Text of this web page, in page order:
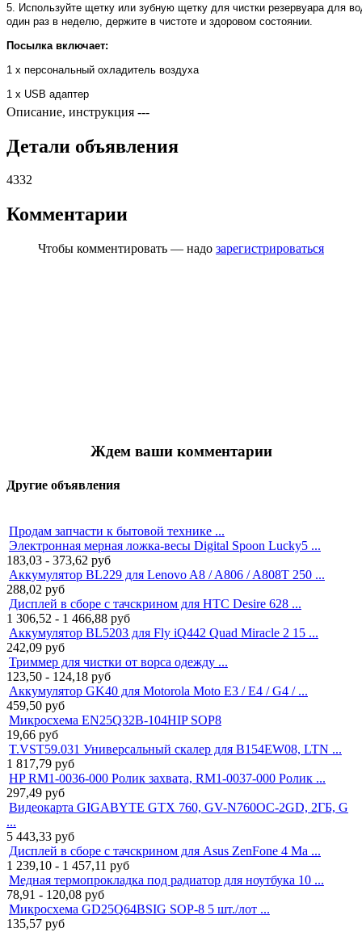
5. Используйте щетку или зубную щетку для чистки резервуара для
один раз в неделю, держите в чистоте и здоровом состоянии.
Посылка включает:
1 х персональный охладитель воздуха
1 x USB адаптер
Описание, инструкция ---
Детали объявления
4332
Комментарии
Чтобы комментировать — надо зарегистрироваться
Ждем ваши комментарии
Другие объявления
Продам запчасти к бытовой технике ...
Электронная мерная ложка-весы Digital Spoon Lucky5 ...
183,03 - 373,62 руб
Аккумулятор BL229 для Lenovo A8 / A806 / A808T 250 ...
288,02 руб
Дисплей в сборе с тачскрином для HTC Desire 628 ...
1 306,52 - 1 466,88 руб
Аккумулятор BL5203 для Fly iQ442 Quad Miracle 2 15 ...
242,09 руб
Триммер для чистки от ворса одежду ...
123,50 - 124,18 руб
Аккумулятор GK40 для Motorola Moto E3 / E4 / G4 / ...
459,50 руб
Микросхема EN25Q32B-104HIP SOP8
19,66 руб
T.VST59.031 Универсальный скалер для B154EW08, LTN ...
1 817,79 руб
HP RM1-0036-000 Ролик захвата, RM1-0037-000 Ролик ...
297,49 руб
Видеокарта GIGABYTE GTX 760, GV-N760OC-2GD, 2ГБ, G
...
5 443,33 руб
Дисплей в сборе с тачскрином для Asus ZenFone 4 Ma ...
1 239,10 - 1 457,11 руб
Медная термопрокладка под радиатор для ноутбука 10 ...
78,91 - 120,08 руб
Микросхема GD25Q64BSIG SOP-8 5 шт./лот ...
135,57 руб